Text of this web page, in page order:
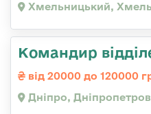
Хмельницький,
Командир
від 20000 до 120000
Дніпро,